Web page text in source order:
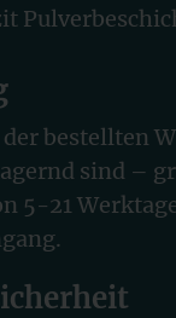
der bestellten
sind –
5-21